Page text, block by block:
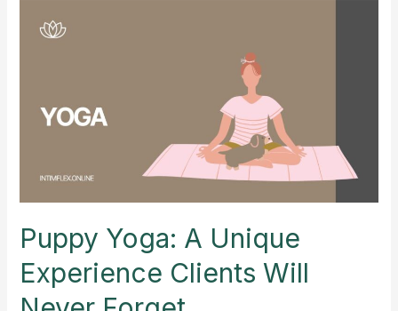
Yoga?
Puppy Yoga: A Unique
Experience Clients Will